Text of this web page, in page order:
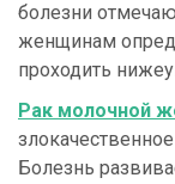
болезни
женщинам
проходить
Рак молочной
Болезнь